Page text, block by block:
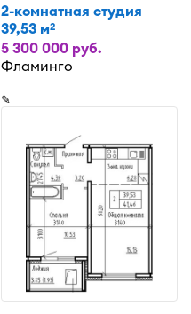
2-комнатная студия
39,53 м2
5 300 000 руб.
Фламинго
✎